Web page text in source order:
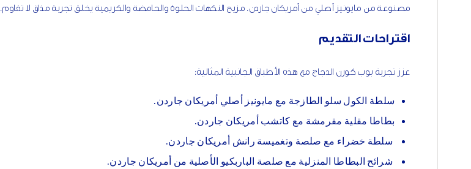
مصنوعة من مايونيز أصلي من أمريكان جاردن. مزيج النكهات الحلوة والحامضة والكريمية يخلق تجربة مذاق لا تقاوم.
اقتراحات التقديم
عزز تجربة بوب كورن الدجاج مع هذه الأطباق الجانبية المثالية:
سلطة الكول سلو الطازجة مع مايونيز أصلي أمريكان جاردن.
بطاطا مقلية مقرمشة مع كاتشب أمريكان جاردن.
سلطة خضراء مع صلصة وتغميسة رانش أمريكان جاردن.
شرائح البطاطا المنزلية مع صلصة الباربكيو الأصلية من أمريكان جاردن.